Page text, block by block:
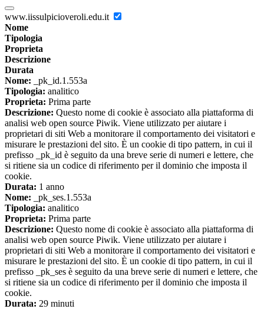
www.iissulpicioveroli.edu.it
Nome
Tipologia
Proprieta
Descrizione
Durata
Nome: _pk_id.1.553a
Tipologia: analitico
Proprieta: Prima parte
Descrizione: Questo nome di cookie è associato alla piattaforma di
analisi web open source Piwik. Viene utilizzato per aiutare i
proprietari di siti Web a monitorare il comportamento dei visitatori e
misurare le prestazioni del sito. È un cookie di tipo pattern, in cui il
prefisso _pk_id è seguito da una breve serie di numeri e lettere, che
si ritiene sia un codice di riferimento per il dominio che imposta il
cookie.
Durata: 1 anno
Nome: _pk_ses.1.553a
Tipologia: analitico
Proprieta: Prima parte
Descrizione: Questo nome di cookie è associato alla piattaforma di
analisi web open source Piwik. Viene utilizzato per aiutare i
proprietari di siti Web a monitorare il comportamento dei visitatori e
misurare le prestazioni del sito. È un cookie di tipo pattern, in cui il
prefisso _pk_ses è seguito da una breve serie di numeri e lettere, che
si ritiene sia un codice di riferimento per il dominio che imposta il
cookie.
Durata: 29 minuti